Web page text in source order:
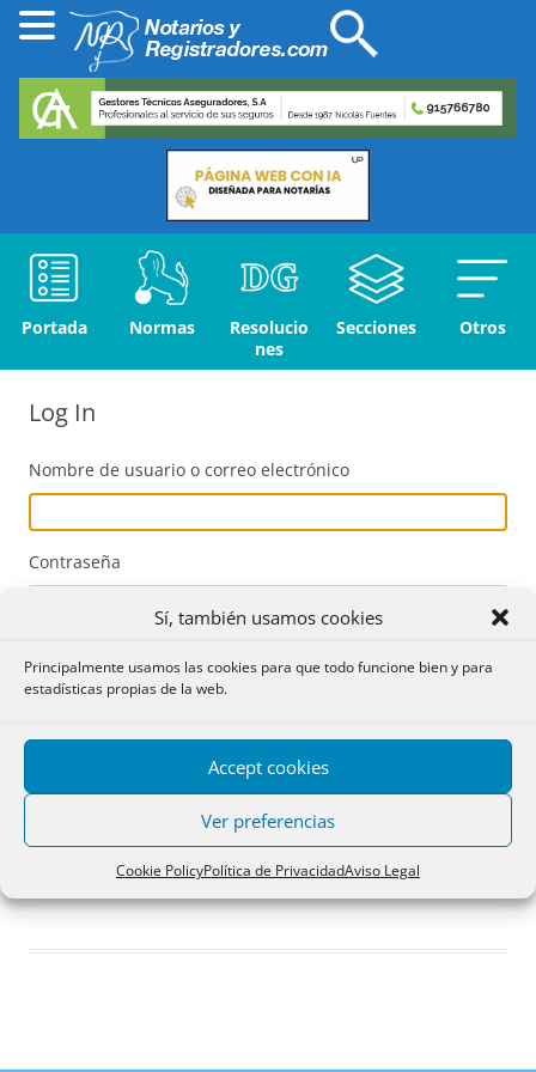
Sí, también usamos cookies
Principalmente usamos las cookies para que todo funcione bien y para
estadísticas propias de la web.
Accept cookies
Ver preferencias
Cookie PolicyPolítica de PrivacidadAviso Legal
Portada Normas
Resolucio
nes
Secciones Otros
Log In
Nombre de usuario o correo electrónico
Contraseña
Acceder
Registro
¿Has olvidado tu contraseña?